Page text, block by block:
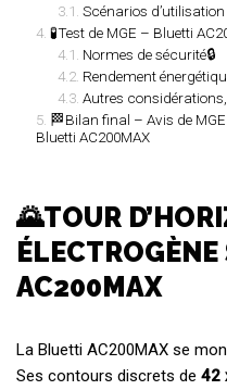
Scénarios
🧪Test de MGE – Bluetti
Normes de sécurité🔒
Rendement
Autres
🏁Bilan final – Avis de
Bluetti AC200MAX
🌄TOUR
AC200MAX
La Bluetti AC200MAX se
Ses contours discrets de 42